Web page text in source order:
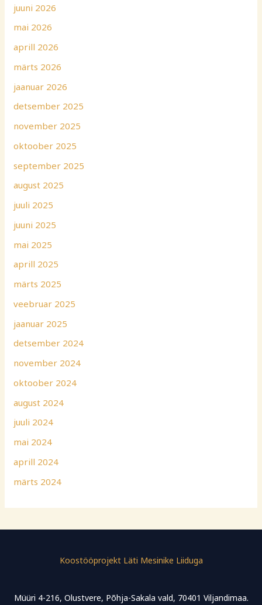
juuni 2026
mai 2026
aprill 2026
märts 2026
jaanuar 2026
detsember 2025
november 2025
oktoober 2025
september 2025
august 2025
juuli 2025
juuni 2025
mai 2025
aprill 2025
märts 2025
veebruar 2025
jaanuar 2025
detsember 2024
november 2024
oktoober 2024
august 2024
juuli 2024
mai 2024
aprill 2024
märts 2024
Koostööprojekt Läti Mesinike Liiduga
Müüri 4-216, Olustvere, Põhja-Sakala vald, 70401 Viljandimaa.